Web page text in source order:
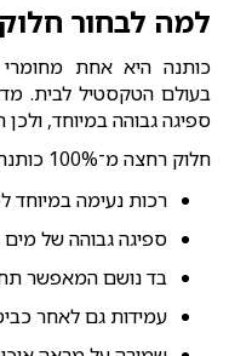
למה לבחור חלוק רחצה
כותנה היא אחת מחומרי
בעולם הטקסטיל לבית.
ספיגה גבוהה במיוחד,
חלוק רחצה מ־100% כותנה מעניק יתרונות רבים:
רכות נעימה במיוחד
ספיגה גבוהה של
בד נושם המאפשר
עמידות גם לאחר